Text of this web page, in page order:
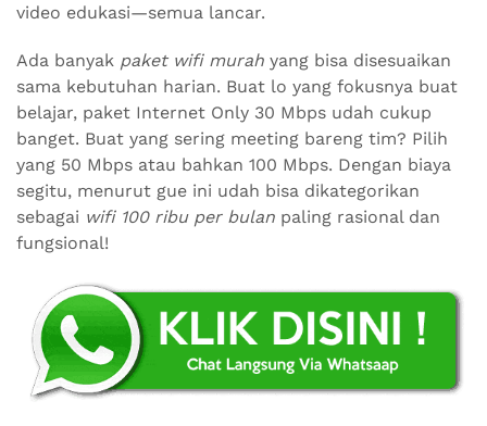
video edukasi—semua lancar.
Ada banyak paket wifi murah yang bisa disesuaikan
sama kebutuhan harian. Buat lo yang fokusnya buat
belajar, paket Internet Only 30 Mbps udah cukup
banget. Buat yang sering meeting bareng tim? Pilih
yang 50 Mbps atau bahkan 100 Mbps. Dengan biaya
segitu, menurut gue ini udah bisa dikategorikan
sebagai wifi 100 ribu per bulan paling rasional dan
fungsional!